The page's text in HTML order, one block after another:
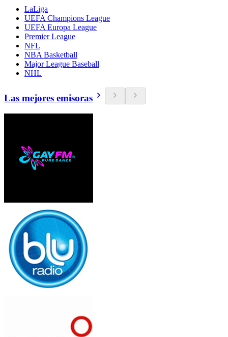
LaLiga
UEFA Champions League
UEFA Europa League
Premier League
NFL
NBA Basketball
Major League Baseball
NHL
Las mejores emisoras